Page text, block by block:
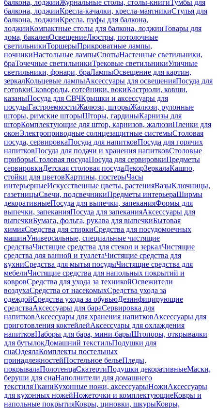
балкона, лоджииЖурнальные столы, столы-книгиТумбы для
балкона, лоджииКресла-качалки, кресла-маятникиСтулья для
балкона, лоджииКресла, пуфы для балкона,
лоджииКомпактные столы для балкона, лоджииТовары для
дома, бакалеяОсвещениеЛюстры, потолочные
светильникиТоршерыПрикроватные лампы,
ночникиНастольные лампыСпотыНастенные светильники,
браТочечные светильникиТрековые светильникиУличные
светильники, фонари, браЛампыОсвещение для картин,
зеркалКольцевые лампыАксессуары для освещенияПосуда для
готовкиСковороды, сотейники, вокиКастрюли, ковши,
казаныПосуда для СВЧКрышки и аксессуары для
посудыГастроемкостиЖалюзи, шторыЖалюзи, рулонные
шторы, римские шторыШторы, гардиныКарнизы для
шторКомплектующие для штор, карнизов, жалюзиПленки для
оконЭлектроприводные солнцезащитные системыСтоловая
посуда, сервировкаПосуда для напитковПосуда для горячих
напитковПосуда для подачи и хранения напитковСтоловые
приборыСтоловая посудаПосуда для сервировкиПредметы
сервировкиДетская столовая посудаДекорЗеркалаКашпо,
стойки для цветовКартины, постерыЧасы
интерьерныеИскусственные цветы, растенияВазыКлючницы,
газетницыСвечи, подсвечникиПредметы интерьераШирмы
декоративныеПосуда для выпечки, запеканияФормы для
выпечки, запеканияПосуда для запеканияАксессуары для
выпечкиБумага, фольга, рукава для выпечкиБытовая
химияСредства для стиркиСредства для посудомоечных
машинУниверсальные, специальные чистящие
средстваЧистящие средства для стекол и зеркалЧистящие
средства для ванной и туалетаЧистящие средства для
кухниСредства для мытья посудыЧистящие средства для
мебелиЧистящие средства для напольных покрытий и
ковровСредства для ухода за техникойОсвежители
воздухаСредства от насекомыхСредства ухода за
одеждойСредства ухода за обувьюДезинфицирующие
средстваАксессуары для бараСервировка для
напитковАксессуары для хранения напитковАксессуары для
приготовления коктейлейАксессуары для охлаждения
напитковНаборы для бара, мини-барыШтопоры, открывалки
для бутылокДомашний текстильПодушки для
снаОдеялаКомплекты постельных
принадлежностейПостельное бельеПледы,
покрывалаПолотенцаСкатертиПодушки декоративныеМаски,
беруши для снаНаполнители для домашнего
текстиляТканиКухонные ножи, аксессуарыНожиАксессуары
для кухонных ножейНожеточки и комплектующиеКовры и
напольные покрытияКовры, циновки, шкурыКовры,